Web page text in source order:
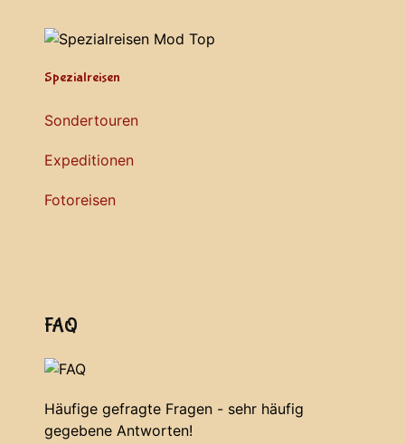
Spezialreisen
Sondertouren
Expeditionen
Fotoreisen
FAQ
Häufige gefragte Fragen - sehr häufig
gegebene Antworten!